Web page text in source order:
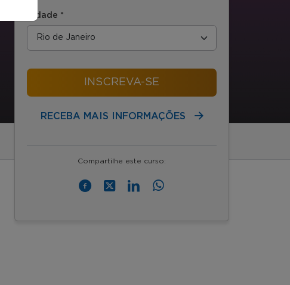
Cidade *
INSCREVA-SE
RECEBA MAIS INFORMAÇÕES
Compartilhe este curso: